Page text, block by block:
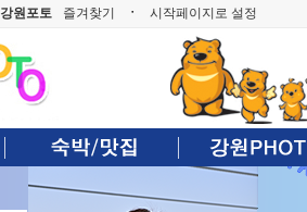
강원포토 즐겨찾기 ㆍ 시작페이지로 설정